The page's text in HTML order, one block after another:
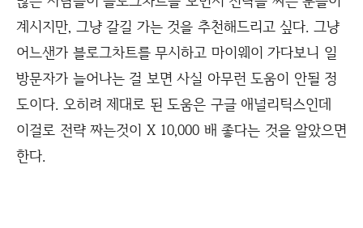
계시지만, 그냥 갈길 가는 것을 추천해드리고 싶다. 그냥
어느샌가 블로그차트를 무시하고 마이웨이 가다보니 일
방문자가 늘어나는 걸 보면 사실 아무런 도움이 안될 정
도이다. 오히려 제대로 된 도움은 구글 애널리틱스인데
이걸로 전략 짜는것이 X 10,000 배 좋다는 것을 알았으면
한다.